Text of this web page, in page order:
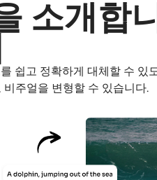
소개합
쉽고 정확하게 대체할 수 있
주얼을 변형할 수 있습니다.